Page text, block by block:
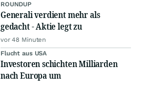
ROUNDUP
Generali verdient mehr als
gedacht - Aktie legt zu
vor 48 Minuten
Flucht aus USA
Investoren schichten Milliarden
nach Europa um